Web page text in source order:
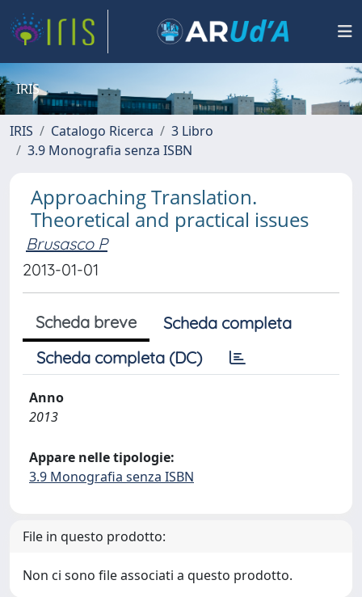
IRIS
IRIS Catalogo Ricerca
3 Libro
3.9 Monografia senza ISBN
Approaching Translation.
Theoretical and practical issues
Brusasco P
2013-01-01
Scheda breve
Scheda completa
Scheda completa (DC)
Anno
2013
Appare nelle tipologie:
3.9 Monografia senza ISBN
File in questo prodotto:
Non ci sono file associati a questo prodotto.